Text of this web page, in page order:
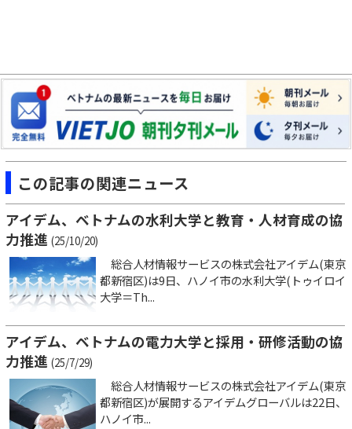
この記事の関連ニュース
アイデム、ベトナムの水利大学と教育・人材育成の協
力推進 (25/10/20)
総合人材情報サービスの株式会社アイデム(東京
都新宿区)は9日、ハノイ市の水利大学(トゥイロイ
大学＝Th...
アイデム、ベトナムの電力大学と採用・研修活動の協
力推進 (25/7/29)
総合人材情報サービスの株式会社アイデム(東京
都新宿区)が展開するアイデムグローバルは22日、
ハノイ市...